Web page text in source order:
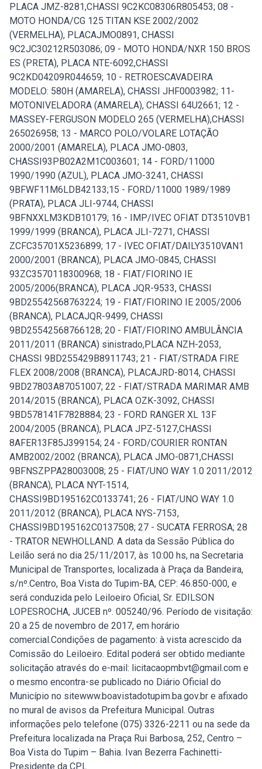
PLACA JMZ-8281,CHASSI 9C2KC08306R805453; 08 -
MOTO HONDA/CG 125 TITAN KSE 2002/2002
(VERMELHA), PLACAJMO0891, CHASSI
9C2JC30212R503086; 09 - MOTO HONDA/NXR 150 BROS
ES (PRETA), PLACA NTE-6092,CHASSI
9C2KD04209R044659; 10 - RETROESCAVADEIRA
MODELO: 580H (AMARELA), CHASSI JHF0003982; 11-
MOTONIVELADORA (AMARELA), CHASSI 64U2661; 12 -
MASSEY-FERGUSON MODELO 265 (VERMELHA),CHASSI
265026958; 13 - MARCO POLO/VOLARE LOTAÇÃO
2000/2001 (AMARELA), PLACA JMO-0803,
CHASSI93PB02A2M1C003601; 14 - FORD/11000
1990/1990 (AZUL), PLACA JMO-3241, CHASSI
9BFWF11M6LDB42133;15 - FORD/11000 1989/1989
(PRATA), PLACA JLI-9744, CHASSI
9BFNXXLM3KDB10179; 16 - IMP/IVEC OFIAT DT3510VB1
1999/1999 (BRANCA), PLACA JLI-7271, CHASSI
ZCFC35701X5236899; 17 - IVEC OFIAT/DAILY3510VAN1
2000/2001 (BRANCA), PLACA JMO-0845, CHASSI
93ZC3570118300968; 18 - FIAT/FIORINO IE
2005/2006(BRANCA), PLACA JQR-9533, CHASSI
9BD25542568763224; 19 - FIAT/FIORINO IE 2005/2006
(BRANCA), PLACAJQR-9499, CHASSI
9BD25542568766128; 20 - FIAT/FIORINO AMBULÂNCIA
2011/2011 (BRANCA) sinistrado,PLACA NZH-2053,
CHASSI 9BD255429B8911743; 21 - FIAT/STRADA FIRE
FLEX 2008/2008 (BRANCA), PLACAJRD-8014, CHASSI
9BD27803A87051007; 22 - FIAT/STRADA MARIMAR AMB
2014/2015 (BRANCA), PLACA OZK-3092, CHASSI
9BD578141F7828884; 23 - FORD RANGER XL 13F
2004/2005 (BRANCA), PLACA JPZ-5127,CHASSI
8AFER13F85J399154; 24 - FORD/COURIER RONTAN
AMB2002/2002 (BRANCA), PLACA JMO-0871,CHASSI
9BFNSZPPA28003008; 25 - FIAT/UNO WAY 1.0 2011/2012
(BRANCA), PLACA NYT-1514,
CHASSI9BD195162C0133741; 26 - FIAT/UNO WAY 1.0
2011/2012 (BRANCA), PLACA NYS-7153,
CHASSI9BD195162C0137508; 27 - SUCATA FERROSA; 28
- TRATOR NEWHOLLAND. A data da Sessão Pública do
Leilão será no dia 25/11/2017, às 10:00 hs, na Secretaria
Municipal de Transportes, localizada à Praça da Bandeira,
s/nº.Centro, Boa Vista do Tupim-BA, CEP: 46.850-000, e
será conduzida pelo Leiloeiro Oficial, Sr. EDILSON
LOPESROCHA, JUCEB nº. 005240/96. Período de visitação:
20 a 25 de novembro de 2017, em horário
comercial.Condições de pagamento: à vista acrescido da
Comissão do Leiloeiro. Edital poderá ser obtido mediante
solicitação através do e-mail: licitacaopmbvt@gmail.com e
o mesmo encontra-se publicado no Diário Oficial do
Município no sitewww.boavistadotupim.ba.gov.br e afixado
no mural de avisos da Prefeitura Municipal. Outras
informações pelo telefone (075) 3326-2211 ou na sede da
Prefeitura localizada na Praça Rui Barbosa, 252, Centro –
Boa Vista do Tupim – Bahia. Ivan Bezerra Fachinetti-
Presidente da CPL